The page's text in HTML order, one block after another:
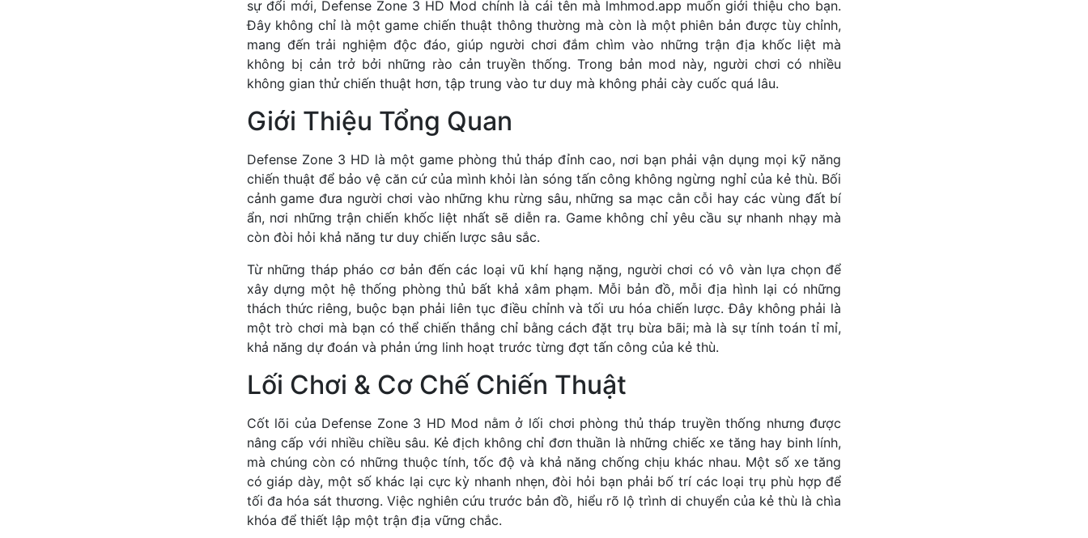
sự đổi mới, Defense Zone 3 HD Mod chính là cái tên mà lmhmod.app muốn giới thiệu cho bạn.
Đây không chỉ là một game chiến thuật thông thường mà còn là một phiên bản được tùy chỉnh,
mang đến trải nghiệm độc đáo, giúp người chơi đắm chìm vào những trận địa khốc liệt mà
không bị cản trở bởi những rào cản truyền thống. Trong bản mod này, người chơi có nhiều
không gian thử chiến thuật hơn, tập trung vào tư duy mà không phải cày cuốc quá lâu.
Giới Thiệu Tổng Quan
Defense Zone 3 HD là một game phòng thủ tháp đỉnh cao, nơi bạn phải vận dụng mọi kỹ năng
chiến thuật để bảo vệ căn cứ của mình khỏi làn sóng tấn công không ngừng nghỉ của kẻ thù. Bối
cảnh game đưa người chơi vào những khu rừng sâu, những sa mạc cằn cỗi hay các vùng đất bí
ẩn, nơi những trận chiến khốc liệt nhất sẽ diễn ra. Game không chỉ yêu cầu sự nhanh nhạy mà
còn đòi hỏi khả năng tư duy chiến lược sâu sắc.
Từ những tháp pháo cơ bản đến các loại vũ khí hạng nặng, người chơi có vô vàn lựa chọn để
xây dựng một hệ thống phòng thủ bất khả xâm phạm. Mỗi bản đồ, mỗi địa hình lại có những
thách thức riêng, buộc bạn phải liên tục điều chỉnh và tối ưu hóa chiến lược. Đây không phải là
một trò chơi mà bạn có thể chiến thắng chỉ bằng cách đặt trụ bừa bãi; mà là sự tính toán tỉ mỉ,
khả năng dự đoán và phản ứng linh hoạt trước từng đợt tấn công của kẻ thù.
Lối Chơi & Cơ Chế Chiến Thuật
Cốt lõi của Defense Zone 3 HD Mod nằm ở lối chơi phòng thủ tháp truyền thống nhưng được
nâng cấp với nhiều chiều sâu. Kẻ địch không chỉ đơn thuần là những chiếc xe tăng hay binh lính,
mà chúng còn có những thuộc tính, tốc độ và khả năng chống chịu khác nhau. Một số xe tăng
có giáp dày, một số khác lại cực kỳ nhanh nhẹn, đòi hỏi bạn phải bố trí các loại trụ phù hợp để
tối đa hóa sát thương. Việc nghiên cứu trước bản đồ, hiểu rõ lộ trình di chuyển của kẻ thù là chìa
khóa để thiết lập một trận địa vững chắc.